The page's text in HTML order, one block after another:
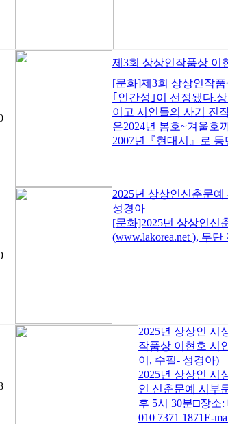
제3회 상상인작품상 이
[문화]제3회 상상인작
｢인간성｣이 선정됐다.
이고 시인들의 사기 진
은2024년 봄호~겨울호
2007년『현대시』로
2025년 상상인신춘문
성경아
[문화]2025년 상상인
(www.lakorea.net ), 무
2025년 상상인 시
작품상 이현호 시
이, 수필- 성경아)
2025년 상상인 시
인 신춘문예 시부
후 5시 30분□장소
010 7371 1871E-